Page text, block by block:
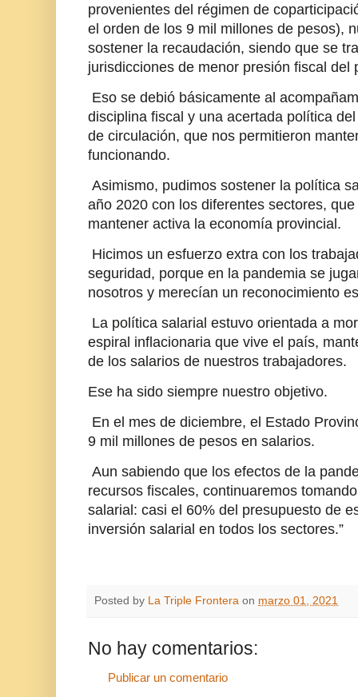
provenientes del régimen de
el orden de los 9 mil millones de pesos),
sostener la recaudación, siendo que se
jurisdicciones de menor presión fiscal del
Eso se debió básicamente al
disciplina fiscal y una acertada política
de circulación, que nos permitieron
funcionando.
Asimismo, pudimos sostener la política
año 2020 con los diferentes sectores,
mantener activa la economía provincial.
Hicimos un esfuerzo extra con los
seguridad, porque en la pandemia se
nosotros y merecían un reconocimiento
La política salarial estuvo orientada a
espiral inflacionaria que vive el país,
de los salarios de nuestros trabajadores.
Ese ha sido siempre nuestro objetivo.
En el mes de diciembre, el Estado
9 mil millones de pesos en salarios.
Aun sabiendo que los efectos de la
recursos fiscales, continuaremos
salarial: casi el 60% del presupuesto de
inversión salarial en todos los sectores.”
Posted by La Triple Frontera on marzo 01, 2021
No hay comentarios:
Publicar un comentario